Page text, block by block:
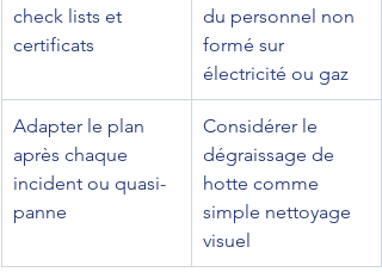
check lists et
certificats
du personnel non
formé sur
électricité ou gaz
Adapter le plan
après chaque
incident ou quasi-
panne
Considérer le
dégraissage de
hotte comme
simple nettoyage
visuel